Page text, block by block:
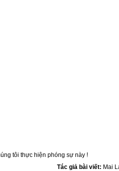
tôi thực hiện phóng sự này !
Tác giả bài viết: Mai